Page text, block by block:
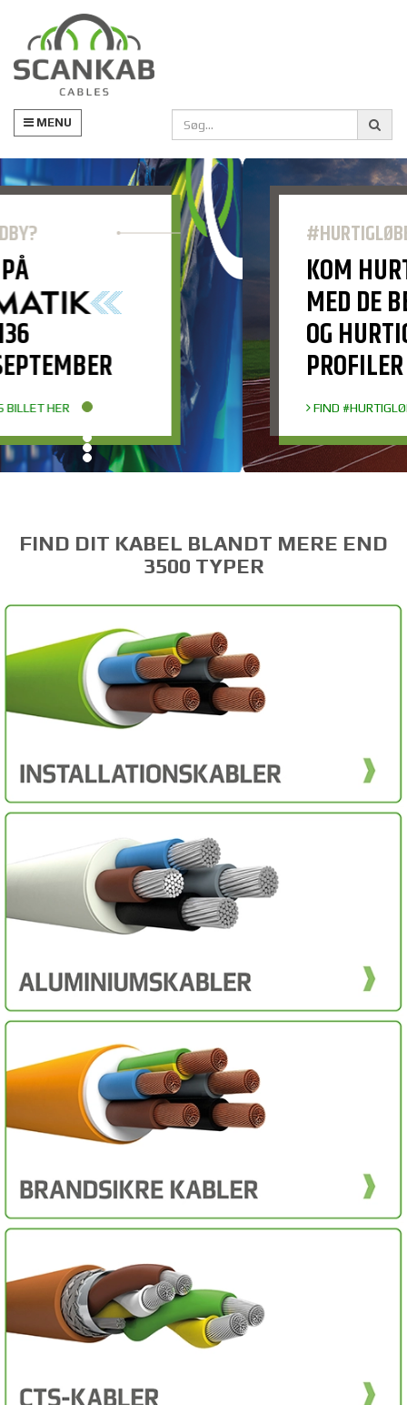
MENU
#HURTIGLØBEREN
KOM HURTIGT I MÅL
MED DE BEDSTE
OG HURTIGSTE
PROFILER
FIND #HURTIGLØBERNE HER
FIND DIT KABEL BLANDT MERE END
3500 TYPER